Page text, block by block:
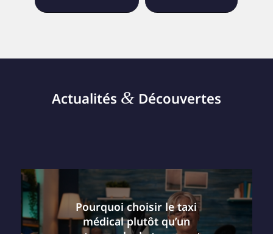
Actualités &Découvertes
Pourquoi choisir le taxi
médical plutôt qu’un